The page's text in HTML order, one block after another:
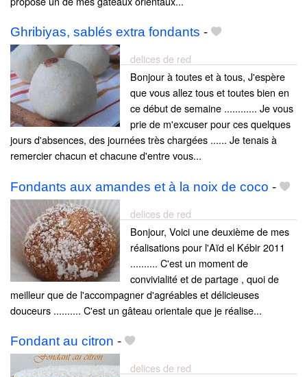
Ghribiyas, sablés extra fondants -
delices de red
Bonjour à toutes et à tous, J'espère
que vous allez tous et toutes bien en
ce début de semaine ............ Je vous
prie de m'excuser pour ces quelques
jours d'absences, des journées très chargées ...... Je tenais à
remercier chacun et chacune d'entre vous...
Fondants aux amandes et à la noix de coco -
delices de red
Bonjour, Voici une deuxième de mes
réalisations pour l'Aïd el Kébir 2011
.......... C'est un moment de
convivialité et de partage , quoi de
meilleur que de l'accompagner d'agréables et délicieuses
douceurs .......... C'est un gâteau orientale que je réalise...
Fondant au citron -
delices de red